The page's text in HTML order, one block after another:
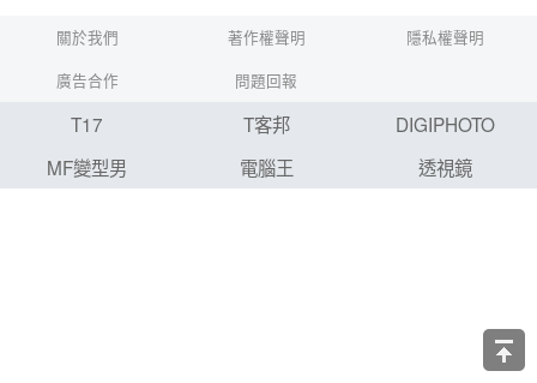
關於我們 著作權聲明
隱私權聲明
廣告合作
問題回報
T17 T客邦
DIGIPHOTO
MF變型男
電腦王 透視鏡